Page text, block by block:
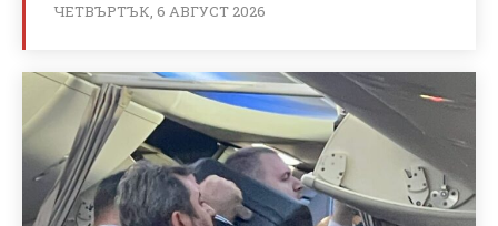
ЧЕТВЪРТЪК, 6 АВГУСТ 2026